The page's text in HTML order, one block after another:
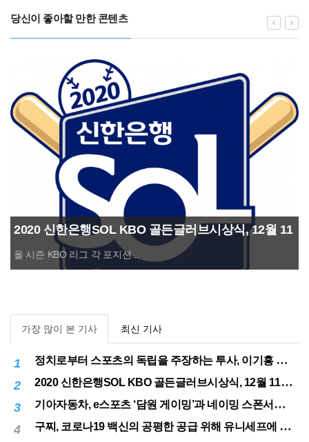
당신이 좋아할 만한 콘텐츠
2020 신한은행SOL KBO 골든글러브시상식, 12월 11
일(금) 시행
올 시즌 KBO 리그 각 포지션...
가장 많이 본 기사 최신 기사
1 정치로부터 스포츠의 독립을 주장하는 투사, 이기흥 대한체육회장 연임 성공
2 2020 신한은행SOL KBO 골든글러브시상식, 12월 11일(금) 시행
3 기아자동차, e스포츠 ‘담원 게이밍’과 네이밍 스폰서십 체결
4 구찌, 코로나19 백신의 공평한 공급 위해 유니세프에 50만달러 기부